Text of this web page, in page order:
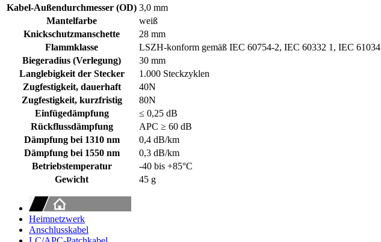
Kabel-Außendurchmesser (OD) 3,0 mm
Mantelfarbe
weiß
Knickschutzmanschette
28 mm
Flammklasse
LSZH-konform gemäß IEC 60754-2, IEC 60332 1, IEC 61034
Biegeradius (Verlegung)
30 mm
Langlebigkeit der Stecker
1.000 Steckzyklen
Zugfestigkeit, dauerhaft
40N
Zugfestigkeit, kurzfristig
80N
Einfügedämpfung
≤ 0,25 dB
Rückflussdämpfung
APC ≥ 60 dB
Dämpfung bei 1310 nm
0,4 dB/km
Dämpfung bei 1550 nm
0,3 dB/km
Betriebstemperatur
-40 bis +85°C
Gewicht
45 g
Heimnetzwerk
Anschlusskabel